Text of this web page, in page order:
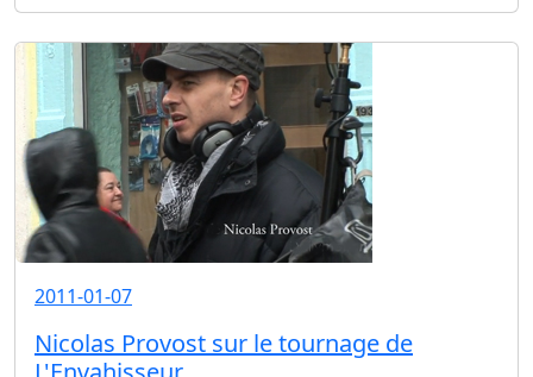
2011-01-07
Nicolas Provost sur le tournage de